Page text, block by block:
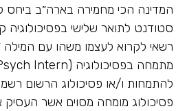
המדינה הכי מחמירה בארה״ב ביחס
סטודנט לתואר שלישי בפסיכולוגיה
רשאי לקרוא לעצמו משהו עם המילה
להתמחות ו/או פסיכולוג הרשום